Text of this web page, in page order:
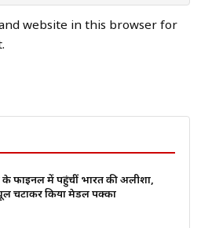
website in this browser for
के फाइनल में पहुंचीं भारत की अलीशा,
चटाकर किया मेडल पक्का